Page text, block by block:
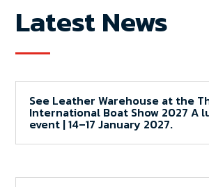
Latest News
See Leather Warehouse at the
International Boat Show 2027 A
event | 14–17 January 2027.